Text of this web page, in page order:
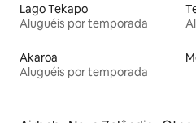
Lago Tekapo
Aluguéis por temporada
Akaroa
Aluguéis por temporada